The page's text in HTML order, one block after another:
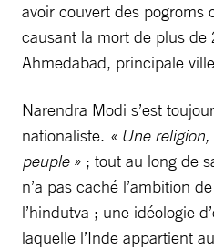
avoir couvert des pogroms
causant la mort de plus de
Ahmedabad, principale
Narendra Modi s’est
nationaliste. « Une
peuple » ; tout au long de
n’a pas caché l’ambition
l’hindutva ; une idéologie
laquelle l’Inde appartient